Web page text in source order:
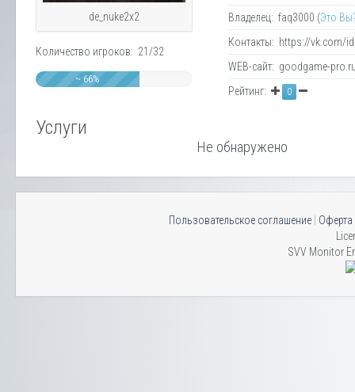
de_nuke2x2
Количество игроков: 21/32
~ 66%
Владелец: faq3000 (Это
Контакты: https://vk.com/
WEB-сайт: goodgame-
Рейтинг:
0
Услуги
Не обнаружено
Пользовательское соглашение | Оферта
SVV Monitor